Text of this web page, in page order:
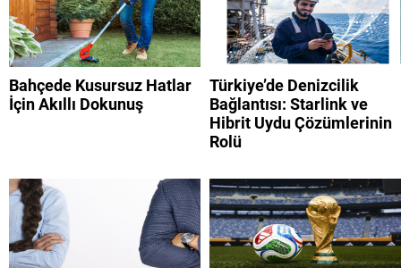
Bahçede Kusursuz Hatlar
İçin Akıllı Dokunuş
Türkiye’de Denizcilik
Bağlantısı: Starlink ve
Hibrit Uydu Çözümlerinin
Rolü